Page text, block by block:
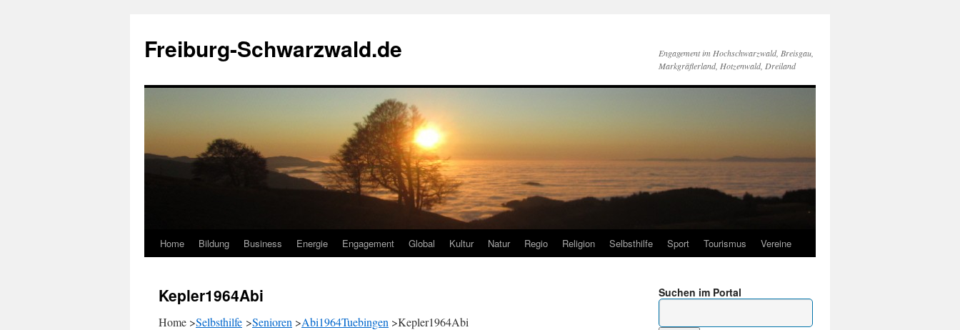
springen
Freiburg-Schwarzwald.de
Engagement im Hochschwarzwald, Breisgau,
Markgräflerland, Hotzenwald, Dreiland
Home Bildung Business Energie Engagement Global Kultur Natur Regio Religion Selbsthilfe Sport Tourismus Vereine
Kepler1964Abi
Home >Selbsthilfe >Senioren >Abi1964Tuebingen >Kepler1964Abi
Suchen im Portal